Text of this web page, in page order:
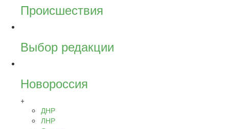
Происшествия
Выбор редакции
Новороссия
+
ДНР
ЛНР